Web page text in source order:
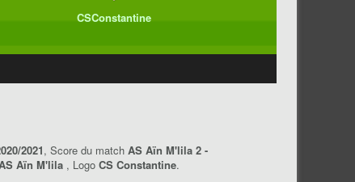
CSConstantine
2021, Score du match AS Aïn M'lila 2 -
Aïn M'lila , Logo CS Constantine.